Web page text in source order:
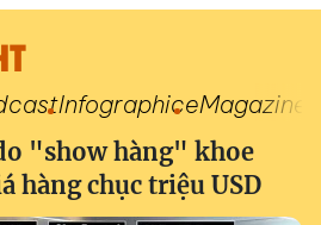
InfographiceMagazine
"show hàng" khoe
hàng chục triệu USD